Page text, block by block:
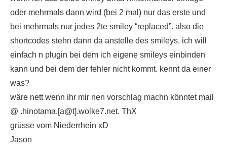
oder mehrmals dann wird (bei 2 mal) nur das erste und
bei mehrmals nur jedes 2te smiley “replaced”. also die
shortcodes stehn dann da anstelle des smileys. ich will
einfach n plugin bei dem ich eigene smileys einbinden
kann und bei dem der fehler nicht kommt. kennt da einer
was?
wäre nett wenn ihr mir nen vorschlag machn könntet mail
@ .hinotama.[a@t].wolke7.net. ThX
grüsse vom Niederrhein xD
Jason